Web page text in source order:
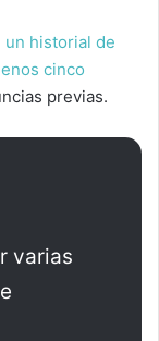
un historial de
cinco
previas.
varias